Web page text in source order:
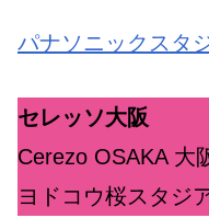
パナソニックスタ
セレッソ大阪
Cerezo OSAKA 大
ヨドコウ桜スタジ